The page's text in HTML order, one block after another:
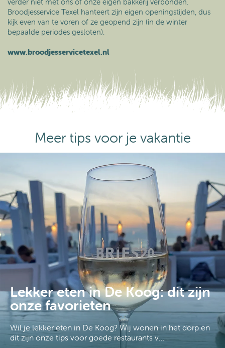
Broodjesservice Texel hanteert zijn eigen openingstijden, dus
kijk even van te voren of ze geopend zijn (in de winter
bepaalde periodes gesloten).
www.broodjesservicetexel.nl
Meer tips voor je vakantie
Lekker eten in De Koog: dit zijn
onze favorieten
Wil je lekker eten in De Koog? Wij wonen in het dorp en
dit zijn onze tips voor goede restaurants v…